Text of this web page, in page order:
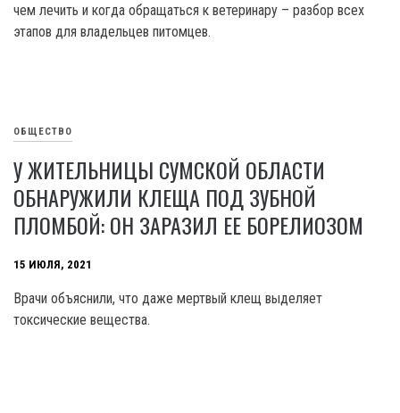
чем лечить и когда обращаться к ветеринару – разбор всех
этапов для владельцев питомцев.
ОБЩЕСТВО
У ЖИТЕЛЬНИЦЫ СУМСКОЙ ОБЛАСТИ
ОБНАРУЖИЛИ КЛЕЩА ПОД ЗУБНОЙ
ПЛОМБОЙ: ОН ЗАРАЗИЛ ЕЕ БОРЕЛИОЗОМ
15 ИЮЛЯ, 2021
Врачи объяснили, что даже мертвый клещ выделяет
токсические вещества.